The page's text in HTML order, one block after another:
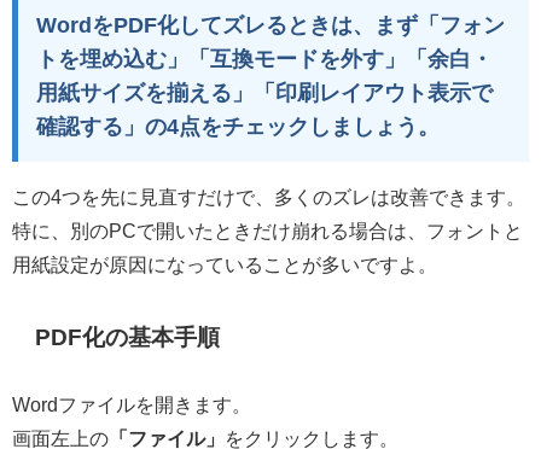
WordをPDF化してズレるときは、まず「フォン
トを埋め込む」「互換モードを外す」「余白・
用紙サイズを揃える」「印刷レイアウト表示で
確認する」の4点をチェックしましょう。
この4つを先に見直すだけで、多くのズレは改善できます。
特に、別のPCで開いたときだけ崩れる場合は、フォントと
用紙設定が原因になっていることが多いですよ。
PDF化の基本手順
Wordファイルを開きます。
画面左上の 「ファイル」
をクリックします。